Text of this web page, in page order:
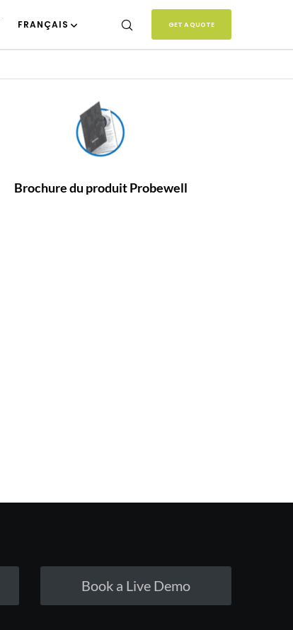
GET A QUOTE
FRANÇAIS
Brochure du produit Probewell
Book a Live Demo